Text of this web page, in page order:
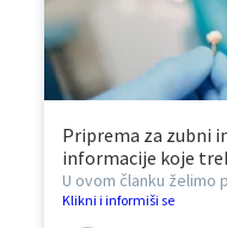
Priprema za zubni
informacije koje
U ovom članku želimo
Klikni i informiši se